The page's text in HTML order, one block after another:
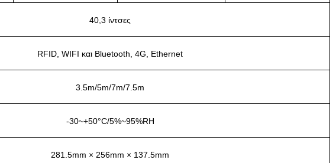
40,3 ίντσες
RFID, WIFI και Bluetooth, 4G, Ethernet
3.5m/5m/7m/7.5m
-30~+50°C/5%~95%RH
281.5mm × 256mm × 137.5mm